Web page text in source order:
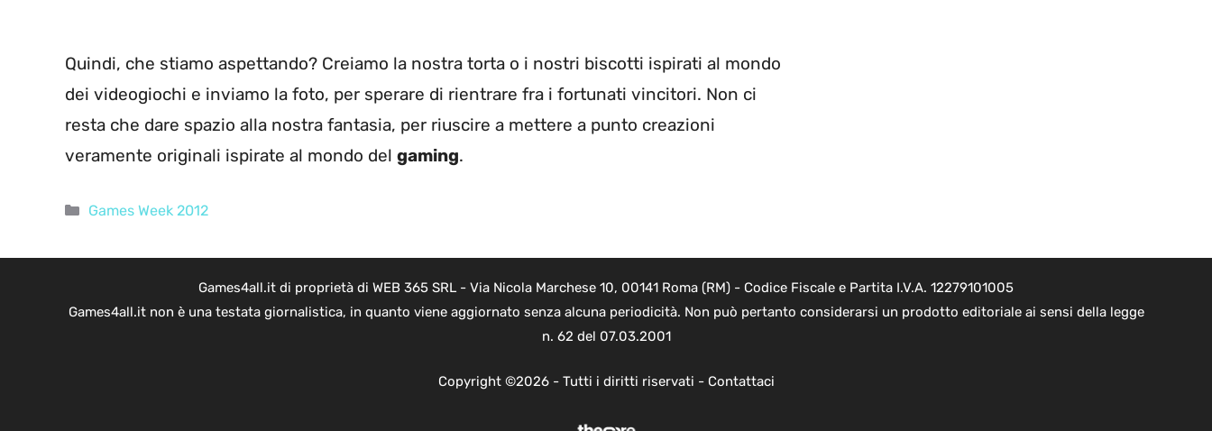
Quindi, che stiamo aspettando? Creiamo la nostra torta o i nostri biscotti ispirati al mondo
dei videogiochi e inviamo la foto, per sperare di rientrare fra i fortunati vincitori. Non ci
resta che dare spazio alla nostra fantasia, per riuscire a mettere a punto creazioni
veramente originali ispirate al mondo del gaming.
Categorie
Games Week 2012
Games4all.it di proprietà di WEB 365 SRL - Via Nicola Marchese 10, 00141 Roma (RM) - Codice Fiscale e Partita I.V.A. 12279101005
Games4all.it non è una testata giornalistica, in quanto viene aggiornato senza alcuna periodicità. Non può pertanto considerarsi un prodotto editoriale ai sensi della legge
n. 62 del 07.03.2001
Copyright ©2026 - Tutti i diritti riservati - Contattaci